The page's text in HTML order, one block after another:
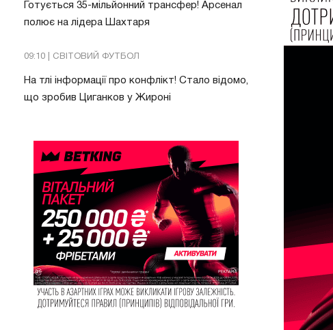
Готується 35-мільйонний трансфер! Арсенал
полює на лідера Шахтаря
09:10 | СВІТОВИЙ ФУТБОЛ
На тлі інформації про конфлікт! Стало відомо,
що зробив Циганков у Жироні